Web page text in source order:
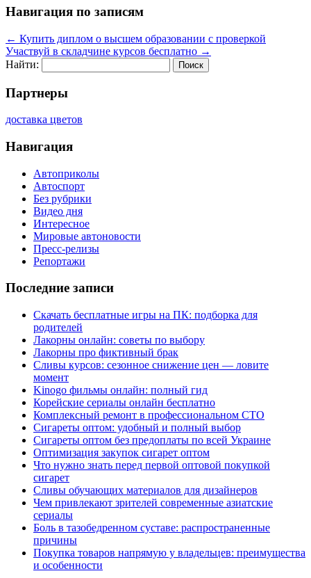
Навигация по записям
← Купить диплом о высшем образовании с проверкой
Участвуй в складчине курсов бесплатно →
Найти:
Партнеры
доставка цветов
Навигация
Автоприколы
Автоспорт
Без рубрики
Видео дня
Интересное
Мировые автоновости
Пресс-релизы
Репортажи
Последние записи
Скачать бесплатные игры на ПК: подборка для
родителей
Лакорны онлайн: советы по выбору
Лакорны про фиктивный брак
Сливы курсов: сезонное снижение цен — ловите
момент
Kinogo фильмы онлайн: полный гид
Корейские сериалы онлайн бесплатно
Комплексный ремонт в профессиональном СТО
Сигареты оптом: удобный и полный выбор
Сигареты оптом без предоплаты по всей Украине
Оптимизация закупок сигарет оптом
Что нужно знать перед первой оптовой покупкой
сигарет
Сливы обучающих материалов для дизайнеров
Чем привлекают зрителей современные азиатские
сериалы
Боль в тазобедренном суставе: распространенные
причины
Покупка товаров напрямую у владельцев: преимущества
и особенности